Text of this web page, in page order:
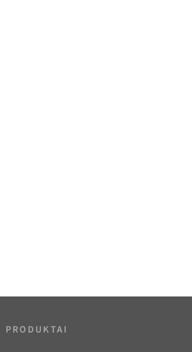
PRODUKTAI